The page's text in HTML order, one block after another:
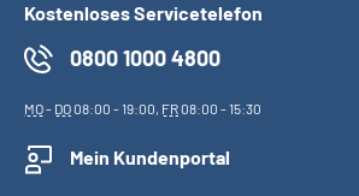
Kostenloses Servicetelefon
0800 1000 4800
MO- DO08:00 - 19:00, FR08:00 - 15:30
Mein Kundenportal